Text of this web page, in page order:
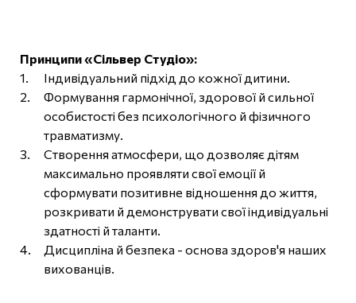
Принципи «Сільвер Студіо»:
Індивідуальний підхід до кожної дитини.
Формування гармонічної, здорової й сильної
особистості без психологічного й фізичного
травматизму.
Створення атмосфери, що дозволяє дітям
максимально проявляти свої емоції й
сформувати позитивне відношення до життя,
розкривати й демонструвати свої індивідуальні
здатності й таланти.
Дисципліна й безпека - основа здоров'я наших
вихованців.